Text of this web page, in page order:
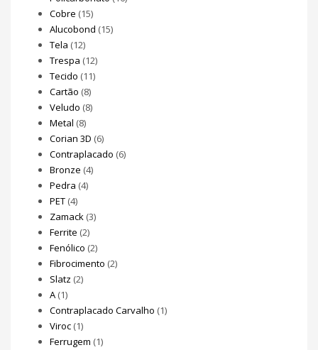
Cobre (15)
Alucobond (15)
Tela (12)
Trespa (12)
Tecido (11)
Cartão (8)
Veludo (8)
Metal (8)
Corian 3D (6)
Contraplacado (6)
Bronze (4)
Pedra (4)
PET (4)
Zamack (3)
Ferrite (2)
Fenólico (2)
Fibrocimento (2)
Slatz (2)
A (1)
Contraplacado Carvalho (1)
Viroc (1)
Ferrugem (1)